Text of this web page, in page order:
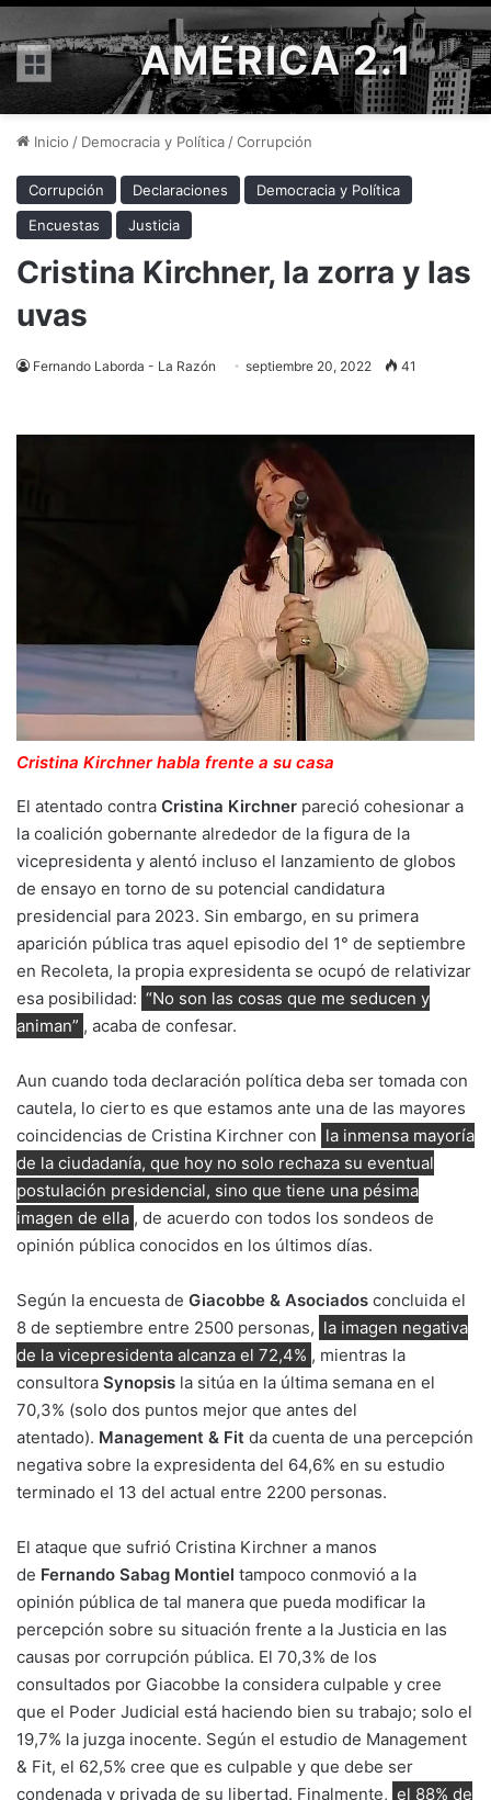
Menú AMÉRICA 2.1
Inicio / Democracia y Política /Corrupción
Corrupción Declaraciones
Democracia y Política
Encuestas
Justicia
Cristina Kirchner, la zorra y las
uvas
Fernando Laborda - La Razón septiembre 20, 2022 41
Cristina Kirchner habla frente a su casa
El atentado contra Cristina Kirchner pareció cohesionar a
la coalición gobernante alrededor de la figura de la
vicepresidenta y alentó incluso el lanzamiento de globos
de ensayo en torno de su potencial candidatura
presidencial para 2023. Sin embargo, en su primera
aparición pública tras aquel episodio del 1° de septiembre
en Recoleta, la propia expresidenta se ocupó de relativizar
esa posibilidad: “No son las cosas que me seducen y
animan” , acaba de confesar.
Aun cuando toda declaración política deba ser tomada con
cautela, lo cierto es que estamos ante una de las mayores
coincidencias de Cristina Kirchner con la inmensa mayoría
de la ciudadanía, que hoy no solo rechaza su eventual
postulación presidencial, sino que tiene una pésima
imagen de ella , de acuerdo con todos los sondeos de
opinión pública conocidos en los últimos días.
Según la encuesta de Giacobbe & Asociados concluida el
8 de septiembre entre 2500 personas, la imagen negativa
de la vicepresidenta alcanza el 72,4% , mientras la
consultora Synopsis la sitúa en la última semana en el
70,3% (solo dos puntos mejor que antes del
atentado). Management & Fit da cuenta de una percepción
negativa sobre la expresidenta del 64,6% en su estudio
terminado el 13 del actual entre 2200 personas.
El ataque que sufrió Cristina Kirchner a manos
de Fernando Sabag Montiel tampoco conmovió a la
opinión pública de tal manera que pueda modificar la
percepción sobre su situación frente a la Justicia en las
causas por corrupción pública. El 70,3% de los
consultados por Giacobbe la considera culpable y cree
que el Poder Judicial está haciendo bien su trabajo; solo el
19,7% la juzga inocente. Según el estudio de Management
& Fit, el 62,5% cree que es culpable y que debe ser
condenada y privada de su libertad. Finalmente, el 88% de